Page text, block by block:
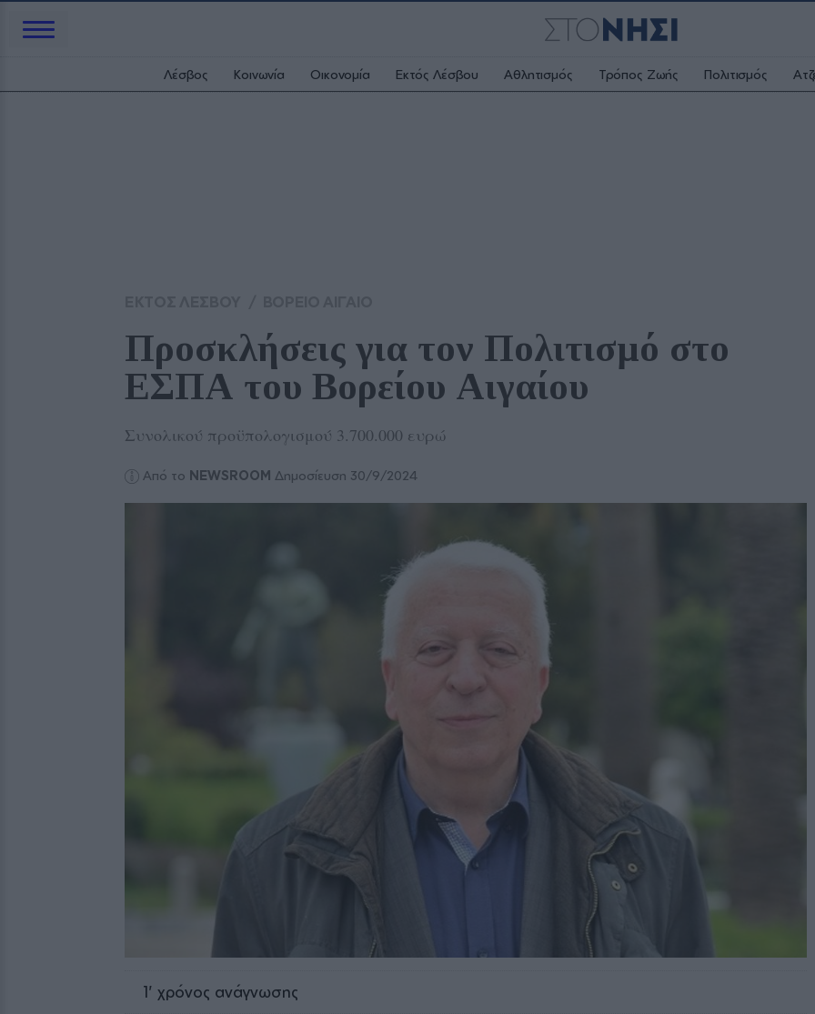
Λέσβος Κοινωνία Οικονομία Εκτός Λέσβου Αθλητισμός Τρόπος Ζωής Πολιτισμός
Προσκλήσεις για τον Πολιτισμό στο
ΕΣΠΑ του Βορείου Αιγαίου
Συνολικού προϋπολογισμού 3.700.000 ευρώ
Από το NEWSROOM Δημοσίευση 30/9/2024
1' χρόνος ανάγνωσης